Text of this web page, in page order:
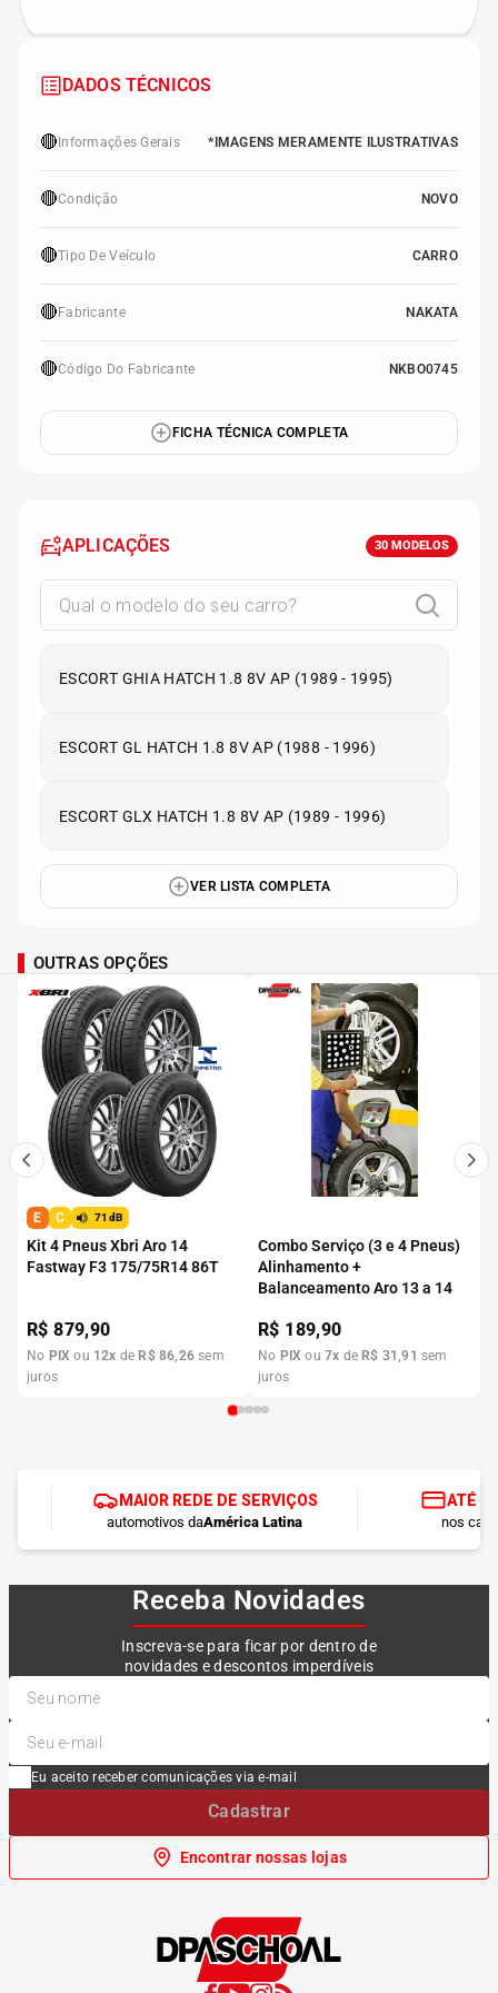
DADOS TÉCNICOS
🔴 Informações Gerais *IMAGENS MERAMENTE ILUSTRATIVAS
🔴Condição NOVO
🔴Tipo De Veículo CARRO
🔴 Fabricante NAKATA
🔴Código Do Fabricante NKBO0745
FICHA TÉCNICA COMPLETA
APLICAÇÕES 30 MODELOS
ESCORT GHIA HATCH 1.8 8V AP (1989 - 1995)
ESCORT GL HATCH 1.8 8V AP (1988 - 1996)
ESCORT GLX HATCH 1.8 8V AP (1989 - 1996)
VER LISTA COMPLETA
OUTRAS OPÇÕES
E C 71dB
Kit 4 Pneus Xbri Aro 14
Fastway F3 175/75R14 86T
R$879,90
No PIX ou 12x de R$ 86,26 sem
juros
Combo Serviço (3 e 4 Pneus)
Alinhamento +
Balanceamento Aro 13 a 14
R$ 189,90
No PIX ou7x de R$ 31 ,91 sem
juros
MAIOR REDE DE SERVIÇOS
automotivos daAmérica Latina
ATÉ
nos
Receba Novidades
Inscreva-se para ficar por dentro de
novidades e descontos imperdíveis
Eu aceito receber comunicações via e-mail
Cadastrar
Encontrar nossas lojas